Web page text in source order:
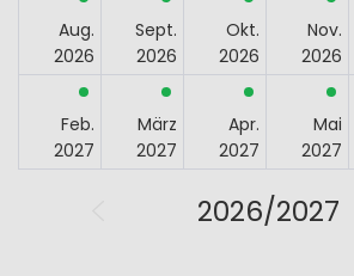
Aug.
2026
Sept.
2026
Okt.
2026
Nov.
2026
Feb.
2027
März
2027
Apr.
2027
Mai
2027
2026/2027